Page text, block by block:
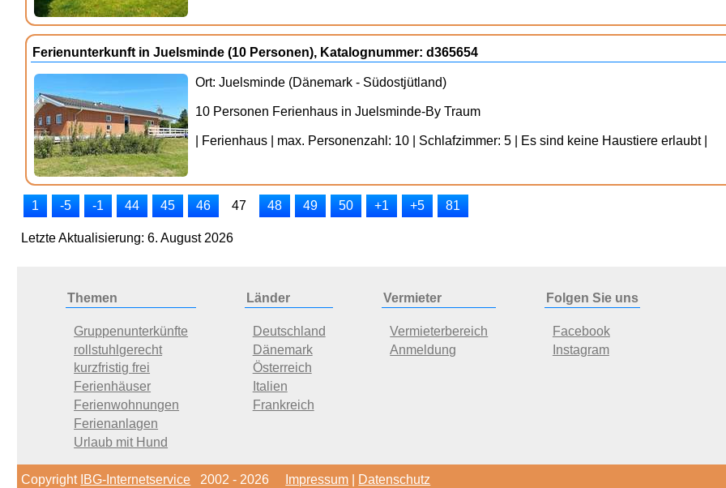
Ferienunterkunft in Juelsminde (10 Personen), Katalognummer: d365654
Ort: Juelsminde (Dänemark - Südostjütland)
10 Personen Ferienhaus in Juelsminde-By Traum
| Ferienhaus | max. Personenzahl: 10 | Schlafzimmer: 5 | Es sind keine Haustiere erlaubt |
1 -5 -1 44 45 46 47 48 49 50 +1 +5 81
Letzte Aktualisierung: 6. August 2026
Themen
Gruppenunterkünfte
rollstuhlgerecht
kurzfristig frei
Ferienhäuser
Ferienwohnungen
Ferienanlagen
Urlaub mit Hund
Länder
Deutschland
Dänemark
Österreich
Italien
Frankreich
Vermieter
Vermieterbereich
Anmeldung
Folgen Sie uns
Facebook
Instagram
Copyright IBG-Internetservice 2002 - 2026 Impressum Datenschutz